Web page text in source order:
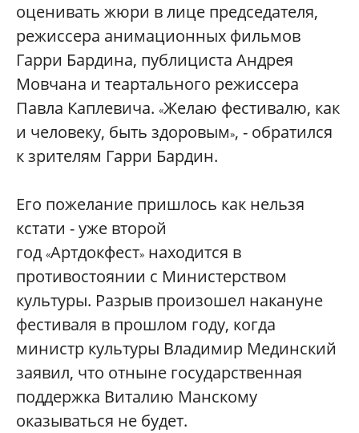
оценивать жюри в лице председателя,
режиссера анимационных фильмов
Гарри Бардина, публициста Андрея
Мовчана и теартального режиссера
Павла Каплевича. «Желаю фестивалю, как
и человеку, быть здоровым», - обратился
к зрителям Гарри Бардин.
Его пожелание пришлось как нельзя
кстати - уже второй
год «Артдокфест» находится в
противостоянии с Министерством
культуры. Разрыв произошел накануне
фестиваля в прошлом году, когда
министр культуры Владимир Мединский
заявил, что отныне государственная
поддержка Виталию Манскому
оказываться не будет.